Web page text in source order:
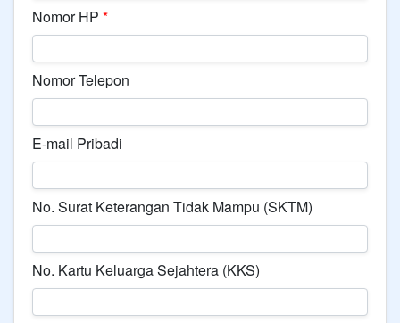
Nomor HP *
Nomor Telepon
E-mail Pribadi
No. Surat Keterangan Tidak Mampu (SKTM)
No. Kartu Keluarga Sejahtera (KKS)